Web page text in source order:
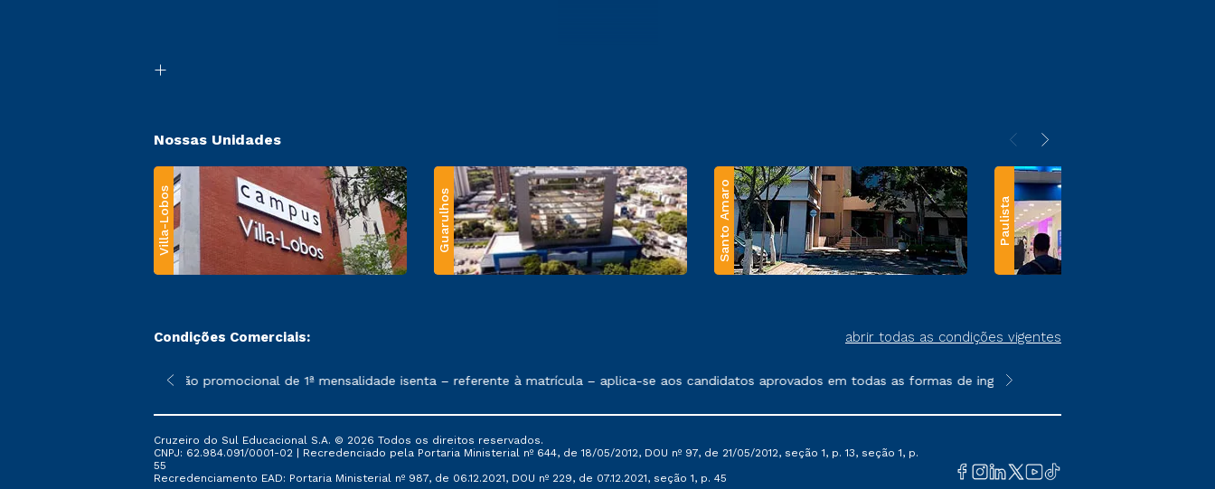
Nossas Unidades
Villa-Lobos Guarulhos Santo Amaro Paulista
Condições Comerciais: abrir todas as condições vigentes
sofrer alterações nos períodos de rematrícula conforme exposto no contrato de prestação de serviços.
*A condição promocional de 1ª mensalidade isenta – referente à matrícula – aplica-se aos candidatos aprovados em todas as formas de ingresso, exceto na prova on-line
**Semipresencial e EAD são
Cruzeiro do Sul Educacional S.A. © 2026 Todos os direitos reservados.
CNPJ: 62.984.091/0001-02 | Recredenciado pela Portaria Ministerial nº 644, de 18/05/2012, DOU nº 97, de 21/05/2012, seção 1, p. 13, seção 1, p.
55
Recredenciamento EAD: Portaria Ministerial nº 987, de 06.12.2021, DOU nº 229, de 07.12.2021, seção 1, p. 45